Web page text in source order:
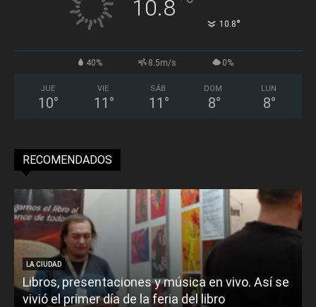
10.8
10.8°
40% 8.5m/s 0%
JUE
10°
VIE
11 °
SÁB
11 °
DOM
8°
LUN
8°
RECOMENDADOS
LA CIUDAD
Libros, presentaciones y música en vivo. Así se
vivió el primer día de la feria del libro